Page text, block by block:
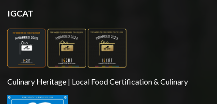
IGCAT
Culinary Heritage | Local Food Certification & Culinary